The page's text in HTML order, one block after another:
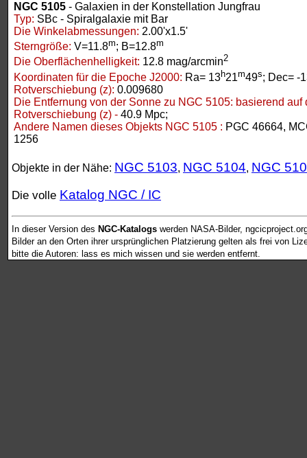
NGC 5105 - Galaxien in der Konstellation Jungfrau
Typ: SBc - Spiralgalaxie mit Bar
Die Winkelabmessungen: 2.00'x1.5'
Sterngröße: V=11.8m; B=12.8m
Die Oberflächenhelligkeit: 12.8 mag/arcmin2
Koordinaten für die Epoche J2000: Ra= 13h21m49s; Dec= -
Rotverschiebung (z): 0.009680
Die Entfernung von der Sonne zu NGC 5105: basierend auf
Rotverschiebung (z) - 40.9 Mpc;
Andere Namen dieses Objekts NGC 5105 : PGC 46664,
1256
Objekte in der Nähe: NGC 5103, NGC 5104, NGC
Die volle Katalog NGC / IC
In dieser Version des NGC-Katalogs werden NASA-Bilder,
Bilder an den Orten ihrer ursprünglichen Platzierung gelten als frei von
bitte die Autoren: lass es mich wissen und sie werden entfernt.